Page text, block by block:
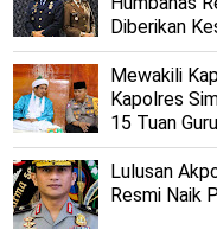
Diberikan
Mewakili
Kapolres
15 Tuan
Lulusan
Resmi Naik